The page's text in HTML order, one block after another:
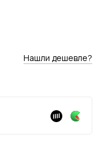
Нашли дешевле?